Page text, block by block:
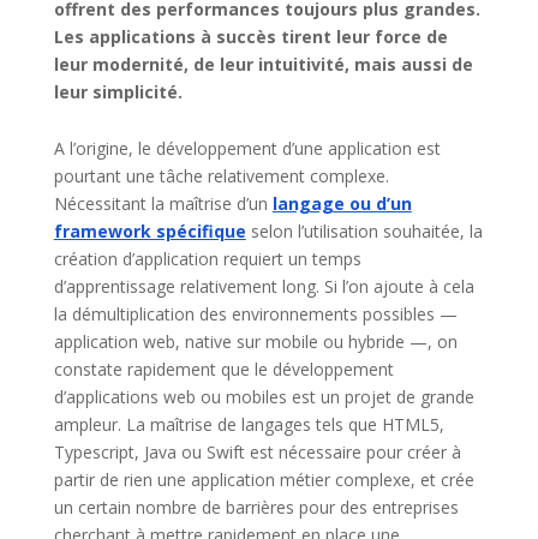
offrent des performances toujours plus grandes.
Les applications à succès tirent leur force de
leur modernité, de leur intuitivité, mais aussi de
leur simplicité.
A l’origine, le développement d’une application est
pourtant une tâche relativement complexe.
Nécessitant la maîtrise d’un langage ou d’un
framework spécifique selon l’utilisation souhaitée, la
création d’application requiert un temps
d’apprentissage relativement long. Si l’on ajoute à cela
la démultiplication des environnements possibles —
application web, native sur mobile ou hybride —, on
constate rapidement que le développement
d’applications web ou mobiles est un projet de grande
ampleur. La maîtrise de langages tels que HTML5,
Typescript, Java ou Swift est nécessaire pour créer à
partir de rien une application métier complexe, et crée
un certain nombre de barrières pour des entreprises